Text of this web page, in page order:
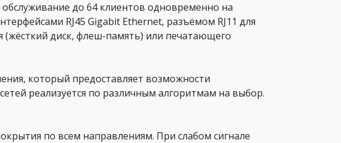
до 64 клиентов одновременно на
RJ45 Gigabit Ethernet, разъёмом RJ11 для
(жёсткий диск, флеш-память) или печатающего
который предоставляет возможности
реализуется по различным алгоритмам на выбор.
по всем направлениям. При слабом сигнале